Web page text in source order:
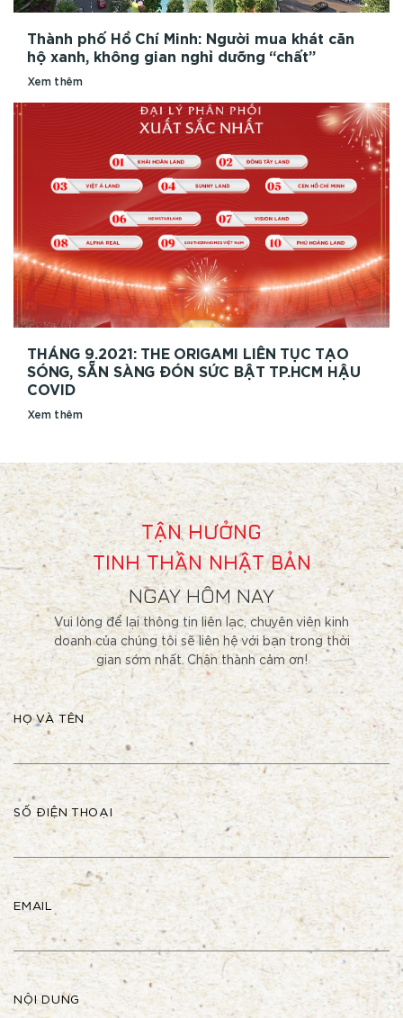
Thành phố Hồ Chí Minh: Người mua khát căn
hộ xanh, không gian nghỉ dưỡng “chất”
Xem thêm
THÁNG 9.2021: THE ORIGAMI LIÊN TỤC TẠO
SÓNG, SẴN SÀNG ĐÓN SỨC BẬT TP.HCM HẬU
COVID
Xem thêm
TẬN HƯỞNG
TINH THẦN NHẬT BẢN
NGAY HÔM NAY
Vui lòng để lại thông tin liên lạc, chuyên viên kinh
doanh của chúng tôi sẽ liên hệ với bạn trong thời
gian sớm nhất. Chân thành cảm ơn!
HỌ VÀ TÊN
SỐ ĐIỆN THOẠI
EMAIL
NỘI DUNG